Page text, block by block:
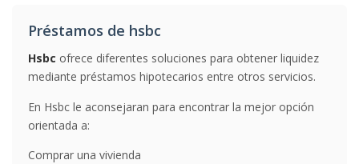
Préstamos de hsbc
Hsbc ofrece diferentes soluciones para obtener liquidez
mediante préstamos hipotecarios entre otros servicios.
En Hsbc le aconsejaran para encontrar la mejor opción
orientada a:
Comprar una vivienda